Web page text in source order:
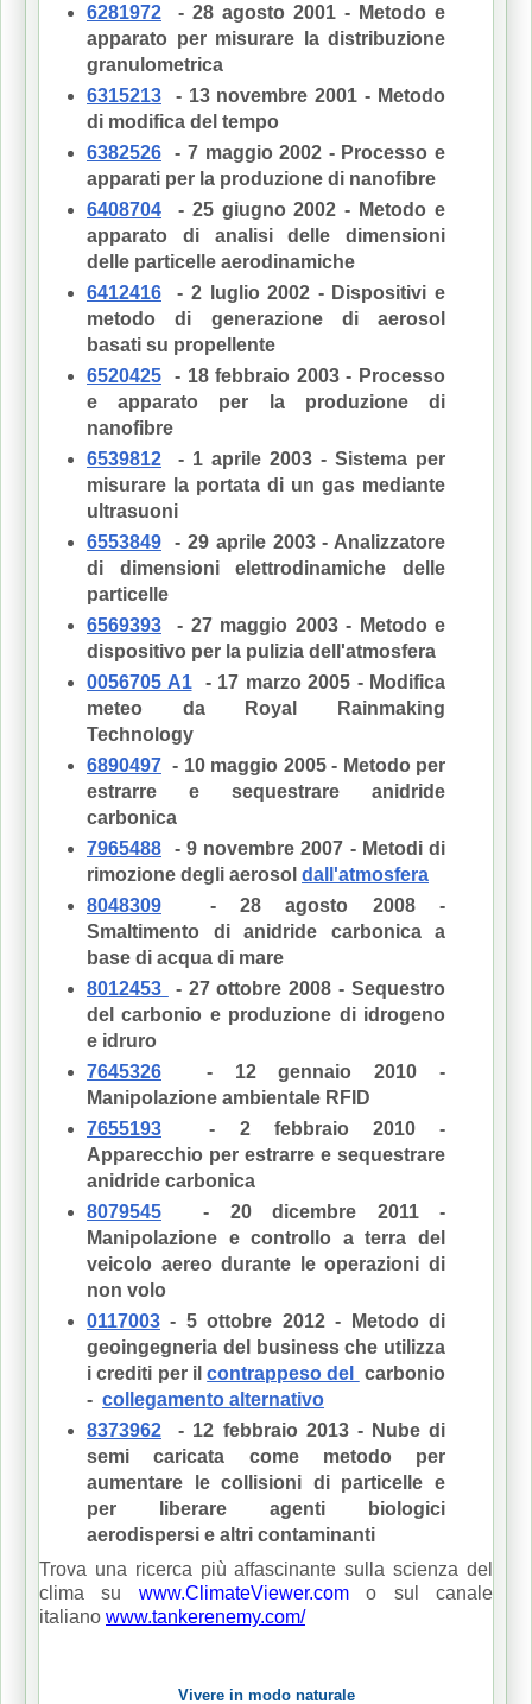
6281972 - 28 agosto 2001 - Metodo e
apparato per misurare la distribuzione
granulometrica
6315213 - 13 novembre 2001 - Metodo
di modifica del tempo
6382526 - 7 maggio 2002 - Processo e
apparati per la produzione di nanofibre
6408704 - 25 giugno 2002 - Metodo e
apparato di analisi delle dimensioni
delle particelle aerodinamiche
6412416 - 2 luglio 2002 - Dispositivi e
metodo di generazione di aerosol
basati su propellente
6520425 - 18 febbraio 2003 - Processo
e apparato per la produzione di
nanofibre
6539812 - 1 aprile 2003 - Sistema per
misurare la portata di un gas mediante
ultrasuoni
6553849 - 29 aprile 2003 - Analizzatore
di dimensioni elettrodinamiche delle
particelle
6569393 - 27 maggio 2003 - Metodo e
dispositivo per la pulizia dell'atmosfera
0056705 A1- 17 marzo 2005 - Modifica
meteo da Royal Rainmaking
Technology
6890497 - 10 maggio 2005 - Metodo per
estrarre e sequestrare anidride
carbonica
7965488 - 9 novembre 2007 - Metodi di
rimozione degli aerosol dall'atmosfera
8048309 - 28 agosto 2008 -
Smaltimento di anidride carbonica a
base di acqua di mare
8012453
- 27 ottobre 2008 - Sequestro
del carbonio e produzione di idrogeno
e idruro
7645326 - 12 gennaio 2010 -
Manipolazione ambientale RFID
7655193 - 2 febbraio 2010 -
Apparecchio per estrarre e sequestrare
anidride carbonica
8079545 - 20 dicembre 2011 -
Manipolazione e controllo a terra del
veicolo aereo durante le operazioni di
non volo
0117003 - 5 ottobre 2012 - Metodo di
geoingegneria del business che utilizza
i crediti per ilcontrappeso del
carbonio
- collegamento alternativo
8373962 - 12 febbraio 2013 - Nube di
semi caricata come metodo per
aumentare le collisioni di particelle e
per liberare agenti biologici
aerodispersi e altri contaminanti
Trova una ricerca più affascinante sulla scienza del
clima su
www.ClimateViewer.como sul canale
italiano www.tankerenemy.com/
Vivere in modo naturale